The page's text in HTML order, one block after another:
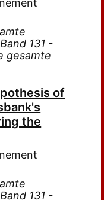
131 -
gesamte
of
the
131 -